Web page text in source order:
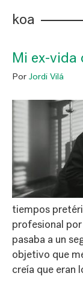
koa
Mi ex-vida
Por Jordi Vilá
tiempos
profesional
pasaba a un
objetivo que
creía que eran